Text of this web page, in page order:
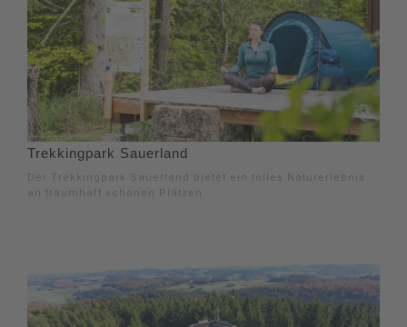
Trekkingpark Sauerland
Der Trekkingpark Sauerland bietet ein tolles Naturerlebnis
an traumhaft schönen Plätzen.